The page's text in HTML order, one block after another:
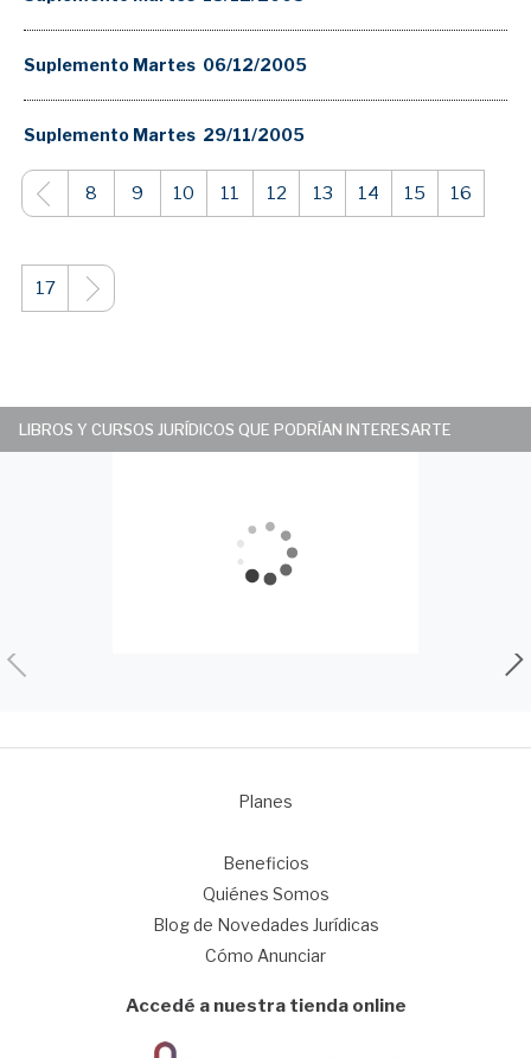
Suplemento Martes 06/12/2005
Suplemento Martes 29/11/2005
8 9 10 11 12 13 14 15 16
17
LIBROS Y CURSOS JURÍDICOS QUE PODRÍAN INTERESARTE
Planes
Beneficios
Quiénes Somos
Blog de Novedades Jurídicas
Cómo Anunciar
Accedé a nuestra tienda online